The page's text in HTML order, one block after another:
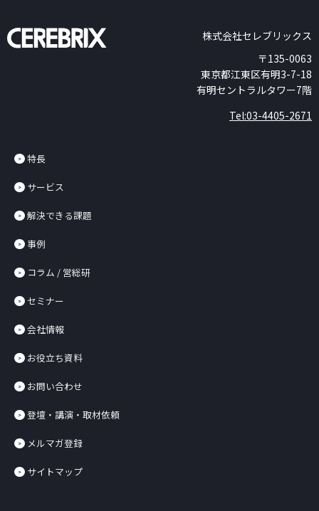
株式会社セレブリックス
〒135-0063
東京都江東区有明3-7-18
有明セントラルタワー7階
Tel:03-4405-2671
特長
サービス
解決できる課題
事例
コラム / 営総研
セミナー
会社情報
お役立ち資料
お問い合わせ
登壇・講演・取材依頼
メルマガ登録
サイトマップ